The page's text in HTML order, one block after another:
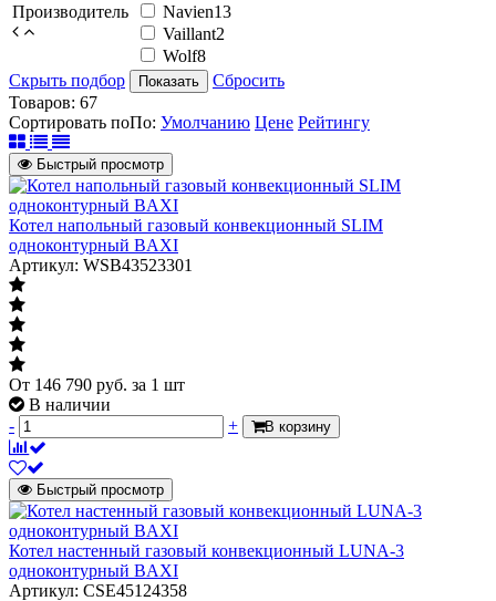
Производитель
Navien13
Vaillant2
Wolf8
Скрыть подбор
Показать
Сбросить
Товаров: 67
Сортировать поПо: Умолчанию Цене Рейтингу
Быстрый просмотр
Котел напольный газовый конвекционный SLIM
одноконтурный BAXI
Артикул: WSB43523301
От 146 790 руб. за 1 шт
В наличии
-
+ В корзину
Быстрый просмотр
Котел настенный газовый конвекционный LUNA-3
одноконтурный BAXI
Артикул: CSE45124358